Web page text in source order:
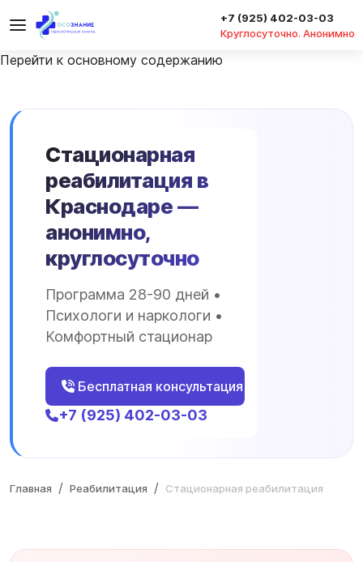
Перейти к основному содержанию
+7 (925) 402-03-03
Круглосуточно. Анонимно
Стационарная
реабилитация в
Краснодаре —
анонимно,
круглосуточно
Программа 28-90 дней •
Психологи и наркологи •
Комфортный стационар
Бесплатная консультация
+7 (925) 402-03-03
Главная Реабилитация Стационарная реабилитация